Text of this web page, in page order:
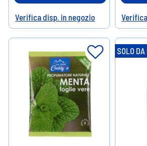
Help
Verifica disp. in negozio
Help
SOLO